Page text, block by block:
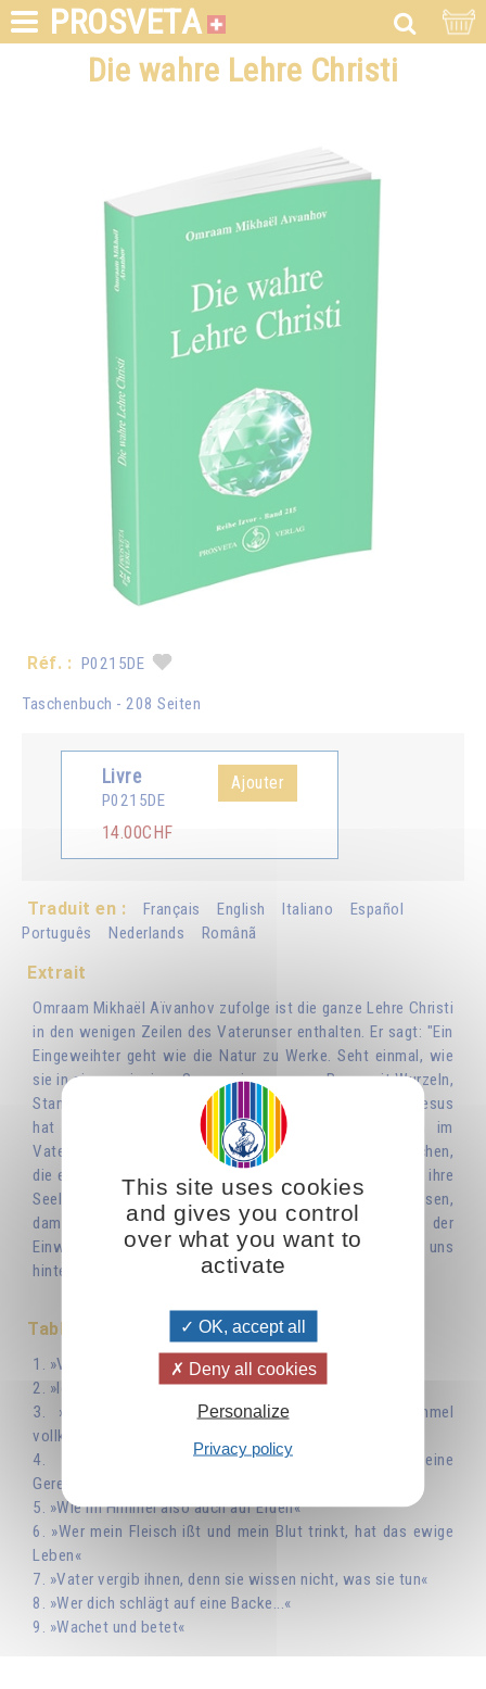
PROSVETA
Die wahre Lehre Christi
Réf. : P0215DE
Taschenbuch - 208 Seiten
Livre
P0215DE
14.00CHF
Ajouter
Traduit en : Français English Italiano
Español
Português
Nederlands Românã
Extrait
Omraam Mikhaël Aïvanhov zufolge ist die ganze Lehre Christi
in den wenigen Zeilen des Vaterunser enthalten. Er sagt: "Ein
Eingeweihter geht wie die Natur zu Werke. Seht einmal, wie
sie in einem winzigen Samen einen ganzen Baum mit Wurzeln,
Stamm, Ästen, Blüten und Früchten zusammenfasst. Jesus
hat das Gleiche getan: Er hat sein ganzes Wissen im
Vaterunser kondensiert in der Hoffnung, dass die Menschen,
die es sprechen und über es meditieren, es als Samen in ihre
Seele legen, es begießen, schützen und aufblühen lassen,
damit es zu dem unermesslich großen Baum der
Einweihungswissenschaft heranwächst, die er uns
hinterlassen hat."
Table des matières
1. »Vater unser, der Du bist im Himmel...«
2. »Ich und der Vater sind eins«
3. »Seid vollkommen gleichwie euer Vater im Himmel
vollkommen ist...«
4. »Suchet zunächst das Reich Gottes und seine
Gerechtigkeit«
5. »Wie im Himmel also auch auf Erden«
6. »Wer mein Fleisch ißt und mein Blut trinkt, hat das ewige
Leben«
7. »Vater vergib ihnen, denn sie wissen nicht, was sie tun«
8. »Wer dich schlägt auf eine Backe...«
9. »Wachet und betet«
This site uses cookies
and gives you control
over what you want to
activate
OK, accept all
Deny all cookies
Personalize
Privacy policy